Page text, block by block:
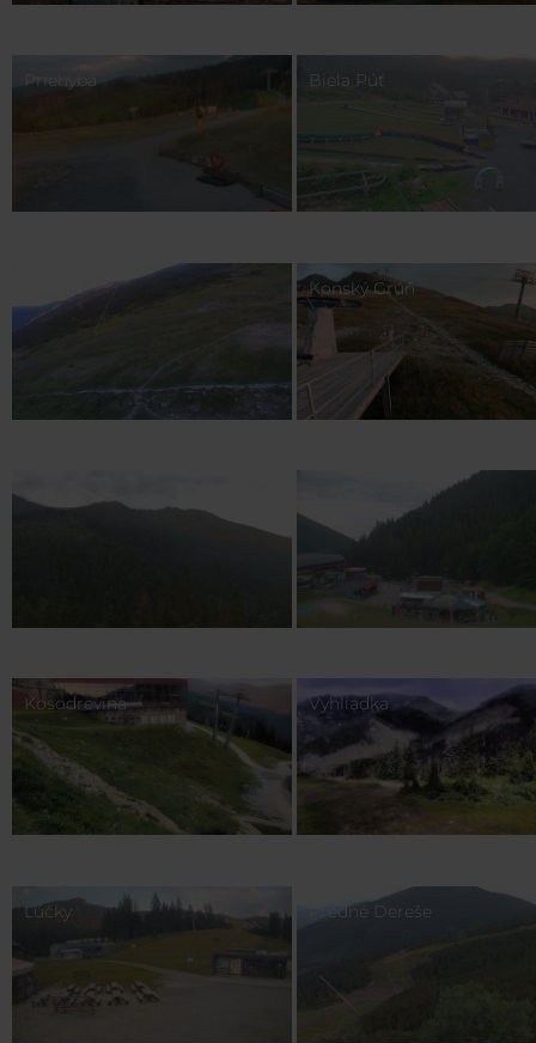
Priehyba Biela Púť
Konský Grúň
Srdiečko
Kosodrevina Vyhliadka
Lúčky Predné Dereše